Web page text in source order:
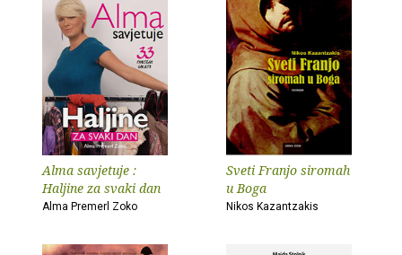
Alma savjetuje :
Haljine za svaki dan
Alma Premerl Zoko
Sveti Franjo siromah
u Boga
Nikos Kazantzakis